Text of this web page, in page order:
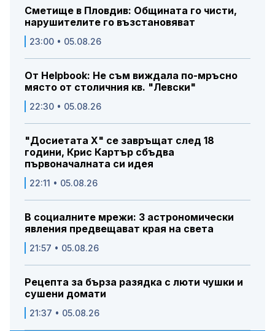
Сметище в Пловдив: Общината го чисти,
нарушителите го възстановяват
23:00 • 05.08.26
От Helpbook: Не съм виждала по-мръсно
място от столичния кв. "Левски"
22:30 • 05.08.26
"Досиетата Х" се завръщат след 18
години, Крис Картър сбъдва
първоначалната си идея
22:11 • 05.08.26
В социалните мрежи: 3 астрономически
явления предвещават края на света
21:57 • 05.08.26
Рецепта за бърза разядка с люти чушки и
сушени домати
21:37 • 05.08.26